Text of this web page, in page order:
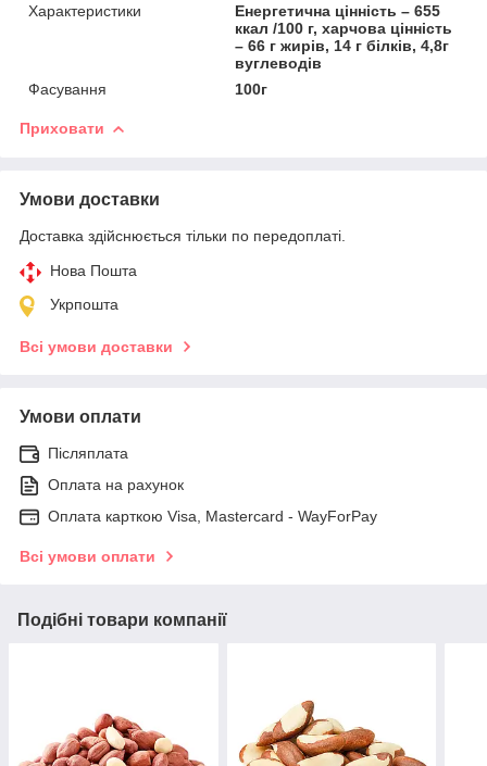
Характеристики
Енергетична цінність – 655
ккал /100 г, харчова цінність
– 66 г жирів, 14 г білків, 4,8г
вуглеводів
Фасування
100г
Приховати
Умови доставки
Доставка здійснюється тільки по передоплаті.
Нова Пошта
Укрпошта
Всі умови доставки
Умови оплати
Післяплата
Оплата на рахунок
Оплата карткою Visa, Mastercard - WayForPay
Всі умови оплати
Подібні товари компанії